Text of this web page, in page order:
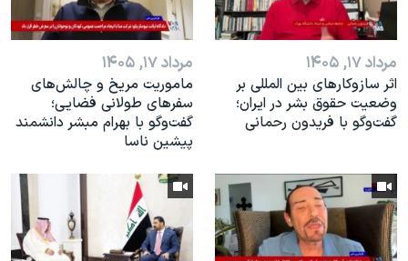
مرداد ۱۷, ۱۴۰۵
اثر ساز‌و‌کارهای بین المللی بر
وضعیت حقوق بشر در ایران؛
گفت‌وگو با فریدون رحمانی
مرداد ۱۷, ۱۴۰۵
ماموریت مریخ و چالش‌های
سفرهای طولانی فضایی؛
گفت‌وگو با بهرام مبشر دانشمند
پیشین ناسا